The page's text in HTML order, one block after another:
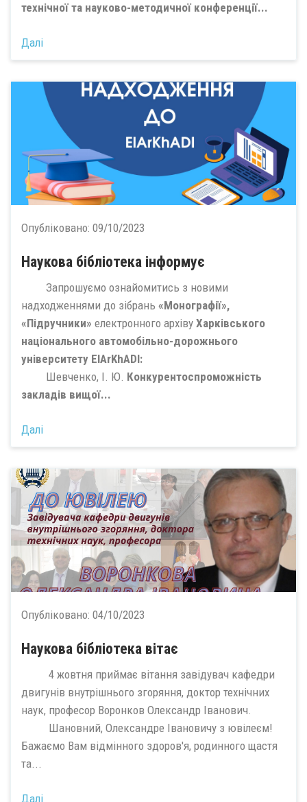
технічної та науково-методичної конференції...
Далі
Опубліковано: 09/10/2023
Наукова бібліотека інформує
Запрошуємо ознайомитись з новими
надходженнями до зібрань «Монографії»,
«Підручники» електронного архіву Харківського
національного автомобільно-дорожнього
університету ElArKhADI:
Шевченко, І. Ю. Конкурентоспроможність
закладів вищої...
Далі
Опубліковано: 04/10/2023
Наукова бібліотека вітає
4 жовтня приймає вітання завідувач кафедри
двигунів внутрішнього згоряння, доктор технічних
наук, професор Воронков Олександр Іванович.
Шановний, Олександре Івановичу з ювілеєм!
Бажаємо Вам відмінного здоров'я, родинного щастя
та...
Далі